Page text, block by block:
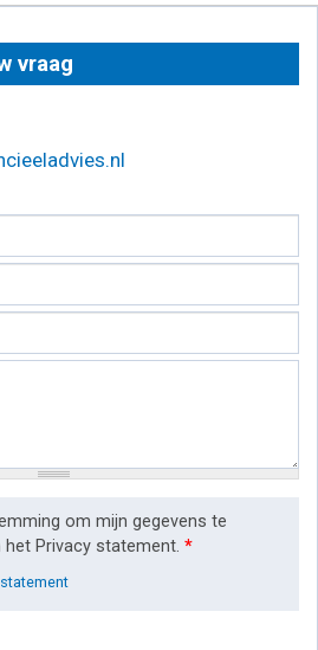
vraag
om mijn gegevens te
Privacy statement. *